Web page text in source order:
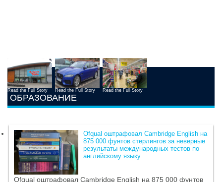
Read the Full Story Read the Full Story Read the Full Story
ОБРАЗОВАНИЕ
Ofqual оштрафовал Cambridge English на
875 000 фунтов стерлингов за неверные
результаты международных тестов по
английскому языку
Ofqual оштрафовал Cambridge English на 875 000 фунтов